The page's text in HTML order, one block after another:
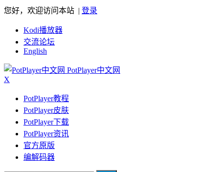
您好，欢迎访问本站 | 登录
Kodi播放器
交流论坛
English
PotPlayer中文网
X
PotPlayer教程
PotPlayer皮肤
PotPlayer下载
PotPlayer资讯
官方原版
编解码器